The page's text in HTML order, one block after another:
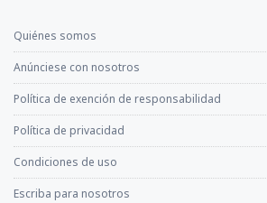
Quiénes somos
Anúnciese con nosotros
Política de exención de responsabilidad
Política de privacidad
Condiciones de uso
Escriba para nosotros